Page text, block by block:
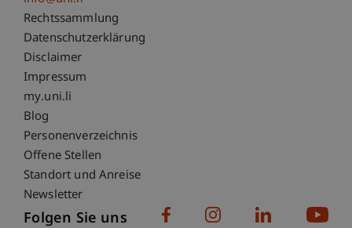
Fußzeile Rechtliche Hinweise
Rechtssammlung
Datenschutzerklärung
Disclaimer
Impressum
Fußzeile Subdomain-Verzeichnis
my.uni.li
Blog
Personenverzeichnis
Offene Stellen
Standort und Anreise
Newsletter
Folgen Sie uns